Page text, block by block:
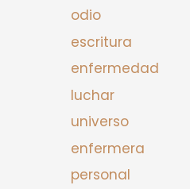
odio
escritura
enfermedad
luchar
universo
enfermera
personal